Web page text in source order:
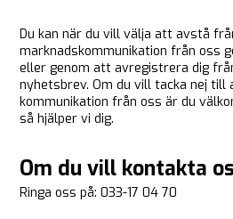
Du kan när du vill välja att avstå
marknadskommunikation från oss
eller genom att avregistrera dig
nyhetsbrev. Om du vill tacka nej till
kommunikation från oss är du
så hjälper vi dig.
Om du vill kontakta
Ringa oss på: 033-17 04 70